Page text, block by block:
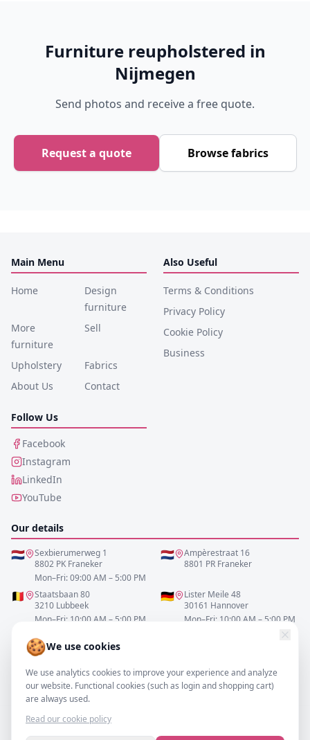
Furniture reupholstered in
Nijmegen
Send photos and receive a free quote.
Request a quote Browse fabrics
🍪We use cookies
We use analytics cookies to improve your experience and analyze
our website. Functional cookies (such as login and shopping cart)
are always used.
Read our cookie policy
Main Menu
Home
Design
furniture
More
furniture
Sell
Upholstery
Fabrics
About Us
Contact
Also Useful
Terms & Conditions
Privacy Policy
Cookie Policy
Business
Follow Us
Facebook
Instagram
LinkedIn
YouTube
Our details
🇳🇱
Sexbierumerweg 1
8802 PK Franeker
Mon–Fri: 09:00 AM – 5:00 PM
🇳🇱
Ampèrestraat 16
8801 PR Franeker
🇧🇪
Staatsbaan 80
3210 Lubbeek
Mon–Fri: 10:00 AM – 5:00 PM
🇩🇪
Lister Meile 48
30161 Hannover
Mon–Fri: 10:00 AM – 5:00 PM
0517-700521
info@resofa.nl